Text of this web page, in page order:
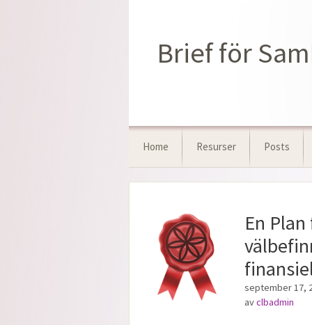
Brief för
Home Resurser Posts
En
september 17,
avclbadmin